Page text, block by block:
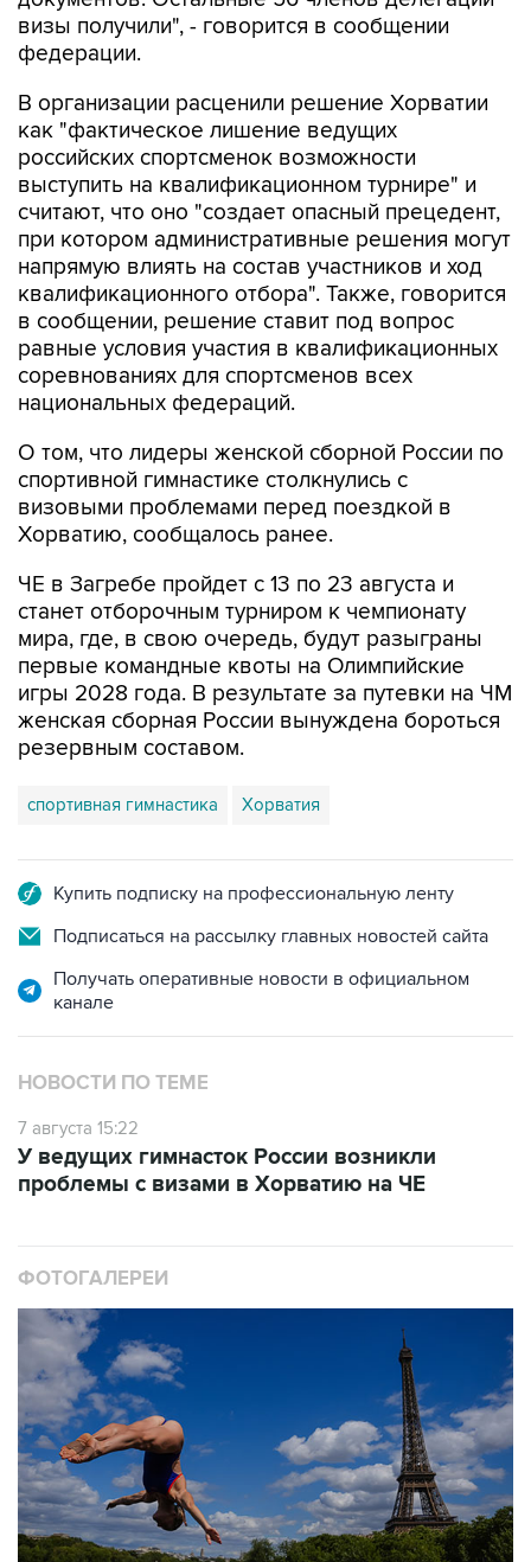
визы получили", - говорится в сообщении
федерации.
В организации расценили решение Хорватии
как "фактическое лишение ведущих
российских спортсменок возможности
выступить на квалификационном турнире" и
считают, что оно "создает опасный прецедент,
при котором административные решения могут
напрямую влиять на состав участников и ход
квалификационного отбора". Также, говорится
в сообщении, решение ставит под вопрос
равные условия участия в квалификационных
соревнованиях для спортсменов всех
национальных федераций.
О том, что лидеры женской сборной России по
спортивной гимнастике столкнулись с
визовыми проблемами перед поездкой в
Хорватию, сообщалось ранее.
ЧЕ в Загребе пройдет с 13 по 23 августа и
станет отборочным турниром к чемпионату
мира, где, в свою очередь, будут разыграны
первые командные квоты на Олимпийские
игры 2028 года. В результате за путевки на ЧМ
женская сборная России вынуждена бороться
резервным составом.
спортивная гимнастика Хорватия
Купить подписку на профессиональную ленту
Подписаться на рассылку главных новостей сайта
Получать оперативные новости в официальном
канале
НОВОСТИ ПО ТЕМЕ
7 августа 15:22
У ведущих гимнасток России возникли
проблемы с визами в Хорватию на ЧЕ
ФОТОГАЛЕРЕИ